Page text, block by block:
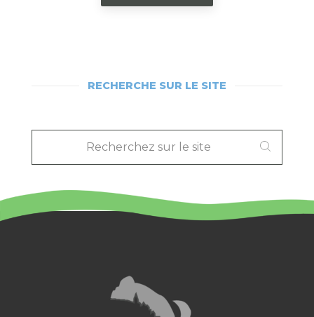
RECHERCHE SUR LE SITE
LE
SITE